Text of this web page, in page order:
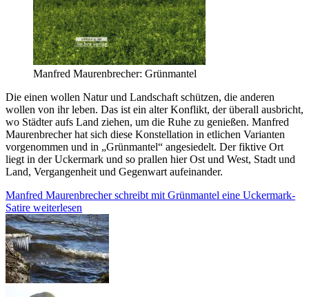
Manfred Maurenbrecher: Grünmantel
Die einen wollen Natur und Landschaft schützen, die anderen
wollen von ihr leben. Das ist ein alter Konflikt, der überall ausbricht,
wo Städter aufs Land ziehen, um die Ruhe zu genießen. Manfred
Maurenbrecher hat sich diese Konstellation in etlichen Varianten
vorgenommen und in „Grünmantel“ angesiedelt. Der fiktive Ort
liegt in der Uckermark und so prallen hier Ost und West, Stadt und
Land, Vergangenheit und Gegenwart aufeinander.
Manfred Maurenbrecher schreibt mit Grünmantel eine Uckermark-
Satire weiterlesen